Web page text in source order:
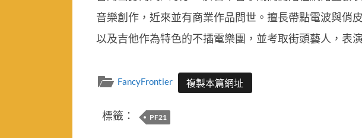
音樂創作，近來並有商業作品問世。擅長帶點電波與俏
以及吉他作為特色的不插電樂團，並考取街頭藝人，表
FancyFrontier 複製本篇網址
標籤： PF21